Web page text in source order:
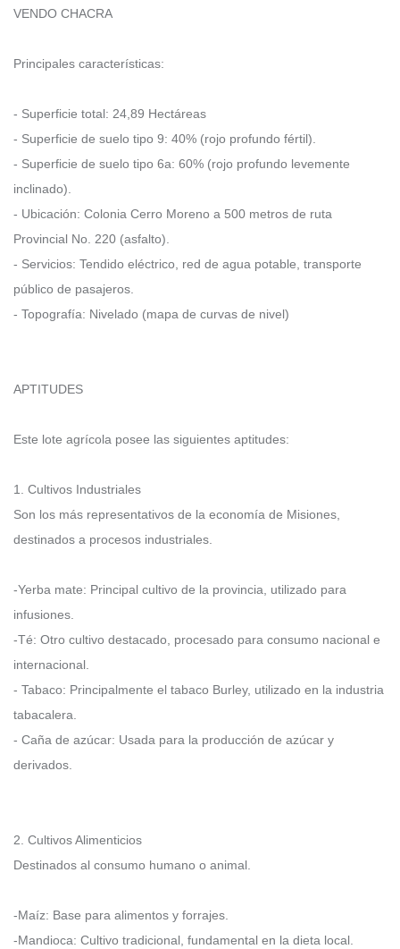
VENDO CHACRA
Principales características:
- Superficie total: 24,89 Hectáreas
- Superficie de suelo tipo 9: 40% (rojo profundo fértil).
- Superficie de suelo tipo 6a: 60% (rojo profundo levemente
inclinado).
- Ubicación: Colonia Cerro Moreno a 500 metros de ruta
Provincial No. 220 (asfalto).
- Servicios: Tendido eléctrico, red de agua potable, transporte
público de pasajeros.
- Topografía: Nivelado (mapa de curvas de nivel)
APTITUDES
Este lote agrícola posee las siguientes aptitudes:
1. Cultivos Industriales
Son los más representativos de la economía de Misiones,
destinados a procesos industriales.
-Yerba mate: Principal cultivo de la provincia, utilizado para
infusiones.
-Té: Otro cultivo destacado, procesado para consumo nacional e
internacional.
- Tabaco: Principalmente el tabaco Burley, utilizado en la industria
tabacalera.
- Caña de azúcar: Usada para la producción de azúcar y
derivados.
2. Cultivos Alimenticios
Destinados al consumo humano o animal.
-Maíz: Base para alimentos y forrajes.
-Mandioca: Cultivo tradicional, fundamental en la dieta local.